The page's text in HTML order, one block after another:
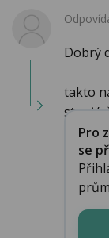
Dobrý
takto
stav
Pro
se